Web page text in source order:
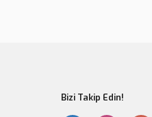
GönderBizi Takip Edin!